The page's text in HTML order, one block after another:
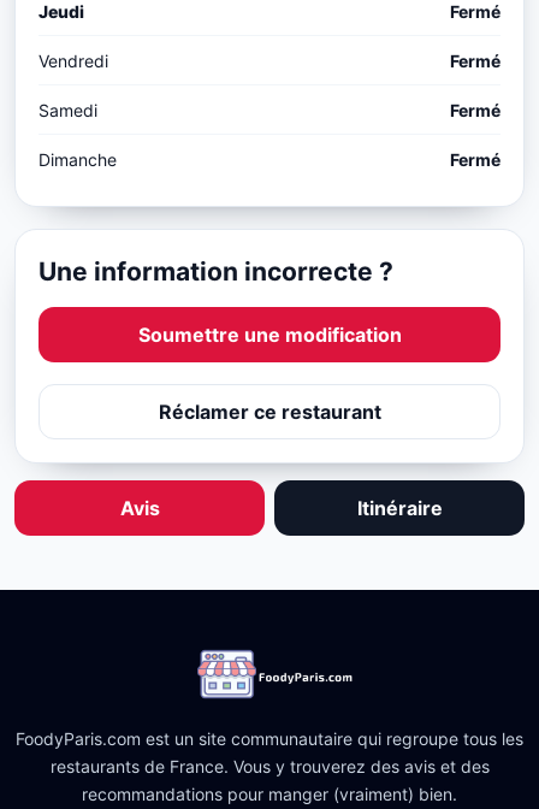
Jeudi Fermé
Vendredi Fermé
Samedi Fermé
Dimanche Fermé
Une information incorrecte ?
Soumettre une modification
Réclamer ce restaurant
Avis Itinéraire
FoodyParis.com est un site communautaire qui regroupe tous les
restaurants de France. Vous y trouverez des avis et des
recommandations pour manger (vraiment) bien.